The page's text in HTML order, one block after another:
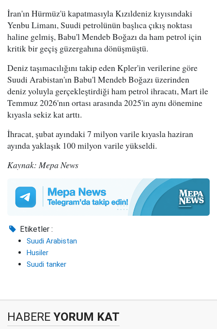
İran'ın Hürmüz'ü kapatmasıyla Kızıldeniz kıyısındaki
Yenbu Limanı, Suudi petrolünün başlıca çıkış noktası
haline gelmiş, Babu'l Mendeb Boğazı da ham petrol için
kritik bir geçiş güzergahına dönüşmüştü.
Deniz taşımacılığını takip eden Kpler'in verilerine göre
Suudi Arabistan'ın Babu'l Mendeb Boğazı üzerinden
deniz yoluyla gerçekleştirdiği ham petrol ihracatı, Mart ile
Temmuz 2026'nın ortası arasında 2025'in aynı dönemine
kıyasla sekiz kat arttı.
İhracat, şubat ayındaki 7 milyon varile kıyasla haziran
ayında yaklaşık 100 milyon varile yükseldi.
Kaynak: Mepa News
Etiketler :
Suudi Arabistan
Husiler
Suudi tanker
HABERE YORUM KAT